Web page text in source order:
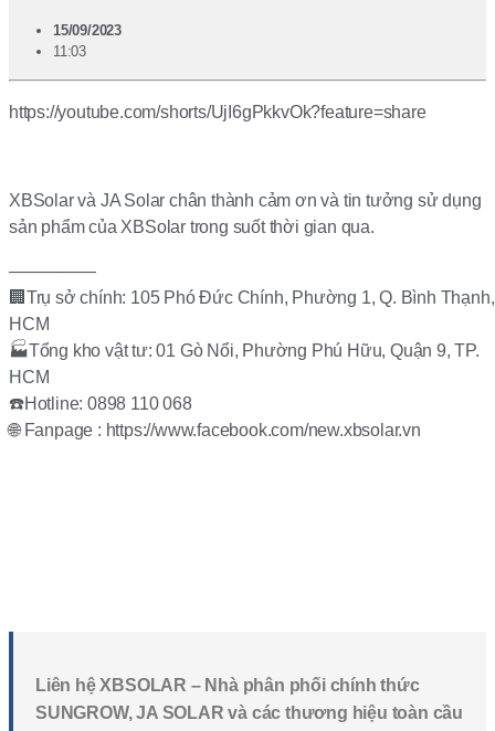
15/09/2023
11:03
https://youtube.com/shorts/UjI6gPkkvOk?feature=share
XBSolar và JA Solar chân thành cảm ơn và tin tưởng sử dụng
sản phẩm của XBSolar trong suốt thời gian qua.
—————
🏢Trụ sở chính: 105 Phó Đức Chính, Phường 1, Q. Bình Thạnh,
HCM
🏭Tổng kho vật tư: 01 Gò Nổi, Phường Phú Hữu, Quận 9, TP.
HCM
☎️Hotline: 0898 110 068
🌐 Fanpage : https://www.facebook.com/new.xbsolar.vn
Liên hệ XBSOLAR – Nhà phân phối chính thức
SUNGROW, JA SOLAR và các thương hiệu toàn cầu